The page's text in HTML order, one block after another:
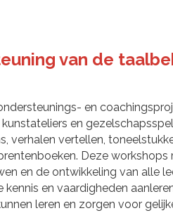
van de
en
kunstateliers en
verhalen vertellen,
Deze workshops
en de ontwikkeling van alle
kennis en vaardigheden
leren en zorgen voor